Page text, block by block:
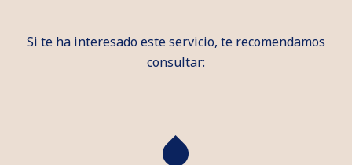
Si te ha interesado este servicio, te recomendamos
consultar: